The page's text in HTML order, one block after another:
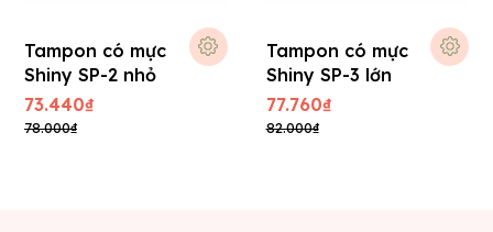
Tampon có mực
Shiny SP-2 nhỏ
73.440₫
78.000₫
Tampon có mực
Shiny SP-3 lớn
77.760₫
82.000₫